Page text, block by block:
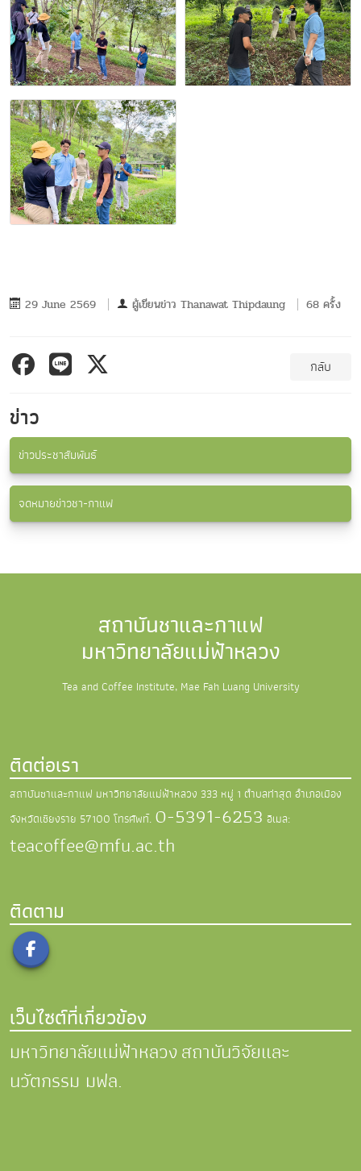
29 June 2569 ผู้เขียนข่าว Thanawat Thipdaung 68 ครั้ง
กลับ
ข่าว
ข่าวประชาสัมพันธ์
จดหมายข่าวชา-กาแฟ
สถาบันชาและกาแฟ
มหาวิทยาลัยแม่ฟ้าหลวง
Tea and Coffee Institute, Mae Fah Luang University
ติดต่อเรา
สถาบันชาและกาแฟ มหาวิทยาลัยแม่ฟ้าหลวง 333 หมู่ 1 ตำบลท่าสุด อำเภอเมือง
จังหวัดเชียงราย 57100 โทรศัพท์. 0-5391-6253 อีเมล:
teacoffee@mfu.ac.th
ติดตาม
เว็บไซต์ที่เกี่ยวข้อง
มหาวิทยาลัยแม่ฟ้าหลวงสถาบันวิจัยและ
นวัตกรรม มฟล.